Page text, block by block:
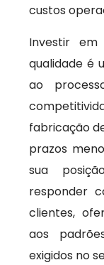
custos
Investir
qualidade é
ao
fabricação
prazos
sua
responder
clientes,
aos
exigidos no